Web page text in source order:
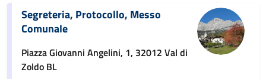
Segreteria, Protocollo, Messo
Comunale
Piazza Giovanni Angelini, 1, 32012 Val di
Zoldo BL